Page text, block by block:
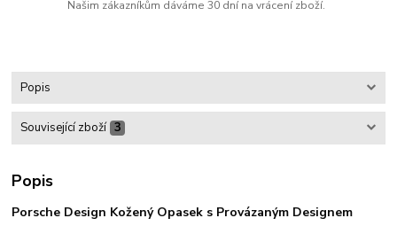
Našim zákazníkům dáváme 30 dní na vrácení zboží.
Popis
Související zboží 3
Popis
Porsche Design Kožený Opasek s Provázaným Designem